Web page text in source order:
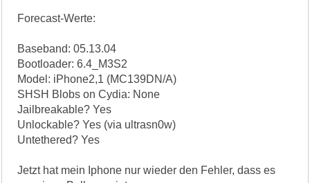
Forecast-Werte:
Baseband: 05.13.04
Bootloader: 6.4_M3S2
Model: iPhone2,1 (MC139DN/A)
SHSH Blobs on Cydia: None
Jailbreakable? Yes
Unlockable? Yes (via ultrasn0w)
Untethered? Yes
Jetzt hat mein Iphone nur wieder den Fehler, dass es